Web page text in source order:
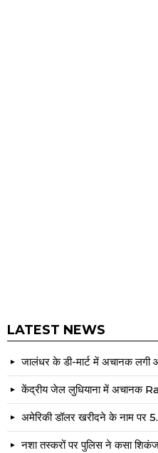
LATEST NEWS
जालंधर के डी-मार्ट में अचानक लगी
केंद्रीय जेल लुधियाना में अचानक
अमेरिकी डॉलर खरीदने के नाम पर
नशा तस्करों पर पुलिस ने कसा